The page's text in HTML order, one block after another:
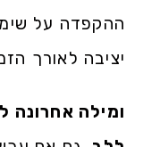
ההקפדה על
יציבה לאורך
ומילה אחרונה